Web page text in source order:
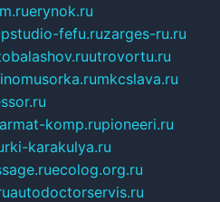
erynok.ru
fefu.ruzarges-ru.ru
utrovortu.ru
mkcslava.ru
komp.rupioneeri.ru
karakulya.ru
ecolog.org.ru
autodoctorservis.ru